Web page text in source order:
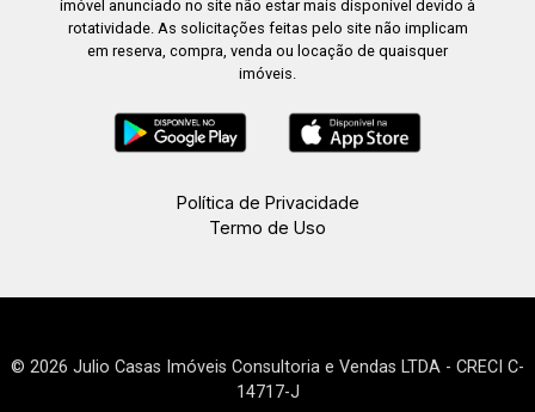
imóvel anunciado no site não estar mais disponível devido à
rotatividade. As solicitações feitas pelo site não implicam
em reserva, compra, venda ou locação de quaisquer
imóveis.
Política de Privacidade
Termo de Uso
© 2026 Julio Casas Imóveis Consultoria e Vendas LTDA - CRECI C-
14717-J